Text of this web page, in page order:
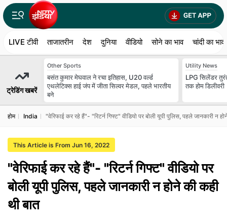
LIVE टीवी ताजातरीन देश दुनिया वीडियो सोने का भाव चांदी का भाव
ट्रेडिंग खबरें
Other Sports
बसंत कुमार मेघवाल ने रचा इतिहास, U20 वर्ल्ड
एथलेटिक्स हाई जंप में जीता सिल्वर मेडल, पहले भारतीय
बने
Utility News
LPG सिलेंडर
तक होम डिलीवरी
होम India "वेरिफाई कर रहे हैं"- "रिटर्न गिफ्ट" वीडियो पर बोली यूपी पुलिस, पहले जानकारी न
This Article is From Jun 16, 2022
"वेरिफाई कर रहे हैं"- "रिटर्न गिफ्ट" वीडियो पर
बोली यूपी पुलिस, पहले जानकारी न होने की कही
थी बात